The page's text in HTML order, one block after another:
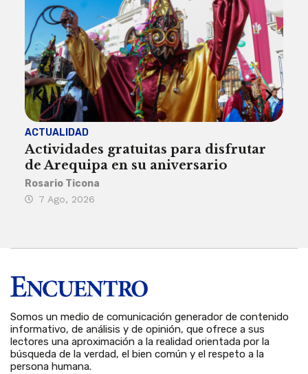
ACTUALIDAD
Actividades gratuitas para disfrutar
de Arequipa en su aniversario
Rosario Ticona
7 Ago, 2026
Somos un medio de comunicación generador de contenido
informativo, de análisis y de opinión, que ofrece a sus
lectores una aproximación a la realidad orientada por la
búsqueda de la verdad, el bien común y el respeto a la
persona humana.